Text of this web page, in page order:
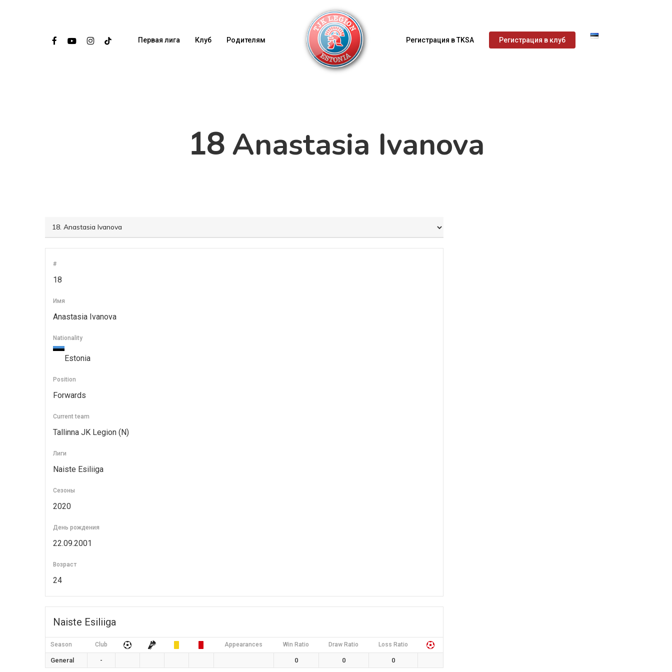
Первая лига Клуб Родителям Регистрация в TKSA Регистрация в клуб
facebookyoutubeinstagram
tiktok
18Anastasia Ivanova
#
18
Имя
Anastasia Ivanova
Nationality
Estonia
Position
Forwards
Current team
Tallinna JK Legion (N)
Лиги
Naiste Esiliiga
Сезоны
2020
День рождения
22.09.2001
Возраст
24
Naiste Esiliiga
Season Club Appearances Win Ratio Draw Ratio Loss Ratio
General - 0 0 0